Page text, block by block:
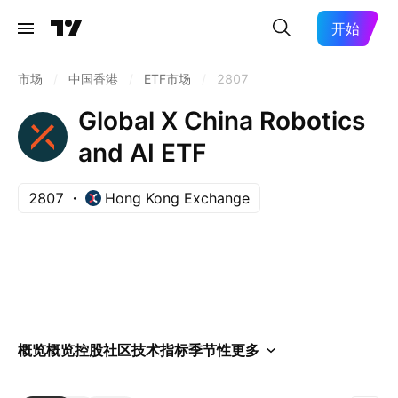
开始
市场 中国香港 ETF市场 2807
Global X China Robotics
and AI ETF
2807 Hong Kong Exchange
概览概览控股社区技术指标季节性更多